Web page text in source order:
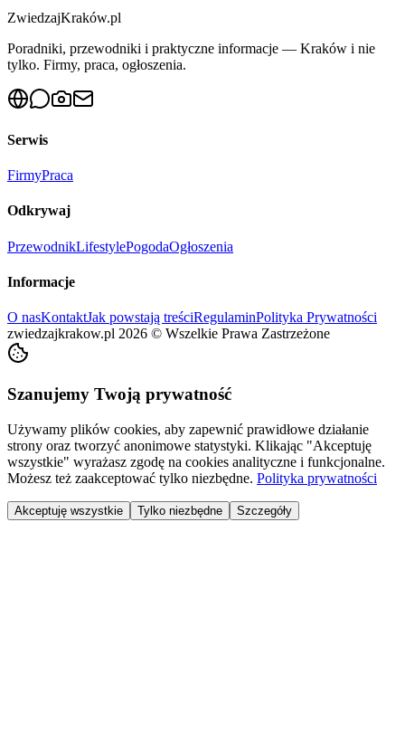
ZwiedzajKraków.pl
Poradniki, przewodniki i praktyczne informacje — Kraków i nie
tylko. Firmy, praca, ogłoszenia.
Serwis
FirmyPraca
Odkrywaj
PrzewodnikLifestylePogodaOgłoszenia
Informacje
O nasKontaktJak powstają treściRegulaminPolityka Prywatności
zwiedzajkrakow.pl 2026 © Wszelkie Prawa Zastrzeżone
Szanujemy Twoją prywatność
Używamy plików cookies, aby zapewnić prawidłowe działanie
strony oraz tworzyć anonimowe statystyki. Klikając "Akceptuję
wszystkie" wyrażasz zgodę na cookies analityczne i funkcjonalne.
Możesz też zaakceptować tylko niezbędne. Polityka prywatności
Akceptuję wszystkie Tylko niezbędne Szczegóły